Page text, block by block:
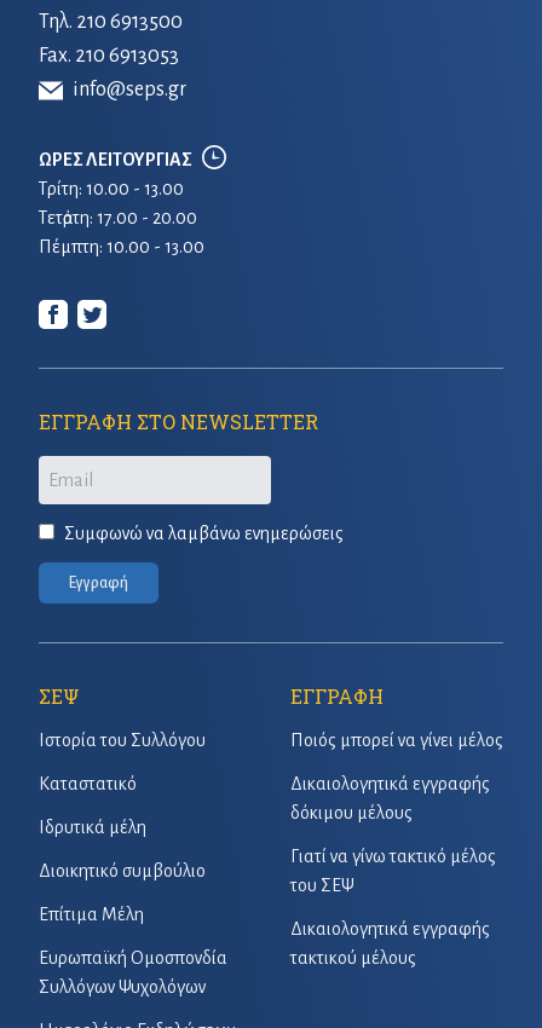
Τηλ. 210 6913500
Fax. 210 6913053
info@seps.gr
ΩΡΕΣ ΛΕΙΤΟΥΡΓΙΑΣ
Τρίτη: 10.00 - 13.00
Τετἀρτη: 17.00 - 20.00
Πέμπτη: 10.00 - 13.00
ΕΓΓΡΑΦΗ ΣΤΟ NEWSLETTER
Email
Συμφωνώ να λαμβάνω ενημερώσεις
Εγγραφή
ΣΕΨ
Ιστορία του Συλλόγου
Καταστατικό
Ιδρυτικά μέλη
Διοικητικό συμβούλιο
Επίτιμα Μέλη
Ευρωπαϊκή Ομοσπονδία
Συλλόγων Ψυχολόγων
ΕΓΓΡΑΦΗ
Ποιός μπορεί να γίνει μέλος
Δικαιολογητικά εγγραφής
δόκιμου μέλους
Γιατί να γίνω τακτικό μέλος
του ΣΕΨ
Δικαιολογητικά εγγραφής
τακτικού μέλους